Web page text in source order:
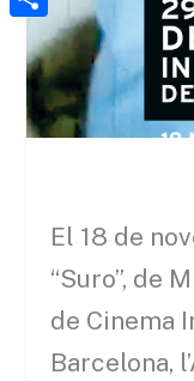
El 18 de
“Suro”, de
de Cinema
Barcelona,
t
a
h
m